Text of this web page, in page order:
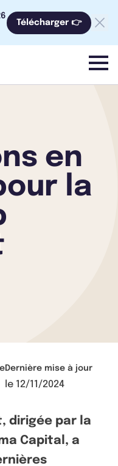
Télécharger 👉
menu
en
la
Dernière mise à jour
le 12/11/2024
dirigée par la
Capital, a